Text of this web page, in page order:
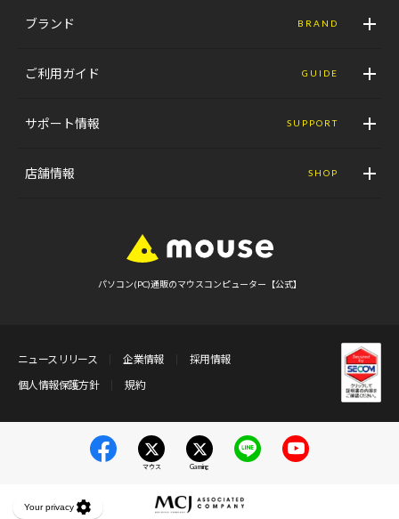
ブランド BRAND
ご利用ガイド GUIDE
サポート情報 SUPPORT
店舗情報 SHOP
パソコン(PC)通販のマウスコンピューター【公式】
ニュースリリース 企業情報
採用情報
個人情報保護方針
規約
マウス Gaming